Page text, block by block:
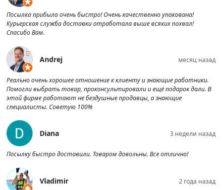
Посылка прибыла очень быстро! Очень качественно упакована!
Курьерская служба доставки отработала выше всяких похвал!
Спасибо Вам.
Andrej месяц назад
Реально очень хорошее отношение к клиенту и знающие работники.
Помогли выбрать товар, проконсультировали и ещё подарок дали. В
этой фирме работают не бездушные продавцы, а знающие
специалисты. Советую 100%
Diana 3 недели назад
Посылку быстро доставили. Товаром довольны. Все отлично!
Vladimir 2 года назад